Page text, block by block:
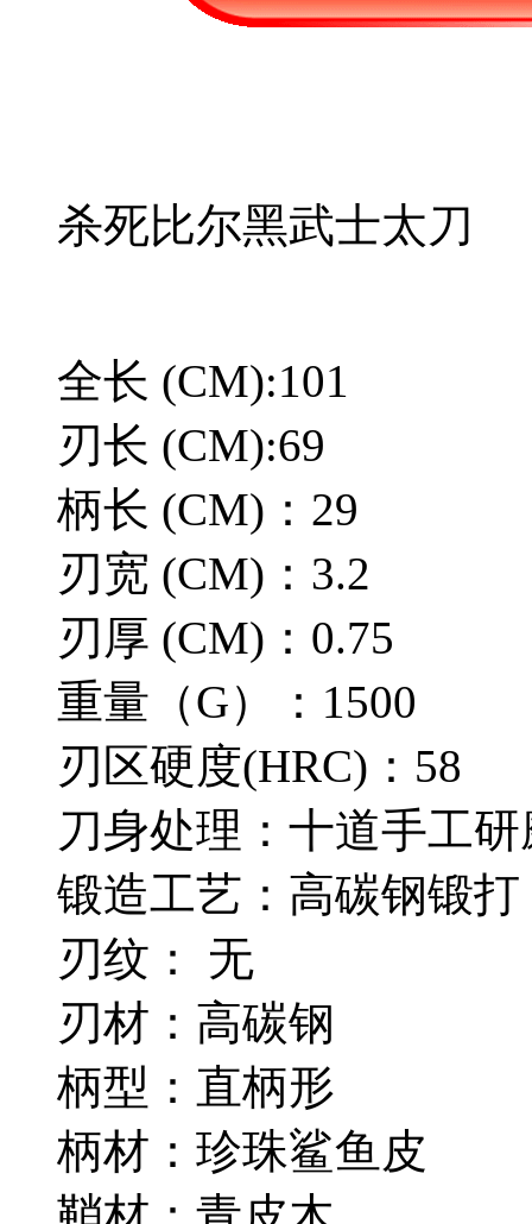
杀死比尔黑武士太刀
全长 (CM):101
刃长 (CM):69
柄长 (CM)：29
刃宽 (CM)：3.2
刃厚 (CM)：0.75
重量（G）：1500
刃区硬度(HRC)：58
刀身处理：十道手工研
锻造工艺：高碳钢锻打
刃纹： 无
刃材：高碳钢
柄型：直柄形
柄材：珍珠鲨鱼皮